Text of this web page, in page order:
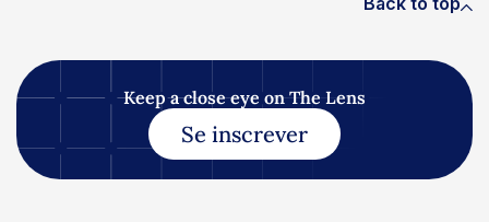
Keep a close eye on The Lens
Se inscrever